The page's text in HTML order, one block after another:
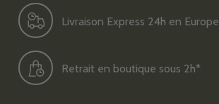
Livraison Express 24h en Europe
Retrait en boutique sous 2h*